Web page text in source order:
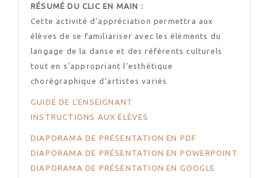
RÉSUMÉ DU CLIC EN MAIN :
Cette activité d’appréciation permettra aux
élèves de se familiariser avec les éléments du
langage de la danse et des référents culturels
tout en s’appropriant l’esthétique
chorégraphique d’artistes variés
GUIDE DE L’ENSEIGNANT
INSTRUCTIONS AUX ÉLÈVES
DIAPORAMA DE PRÉSENTATION EN PDF
DIAPORAMA DE PRÉSENTATION EN POWERPOINT
DIAPORAMA DE PRÉSENTATION EN GOOGLE